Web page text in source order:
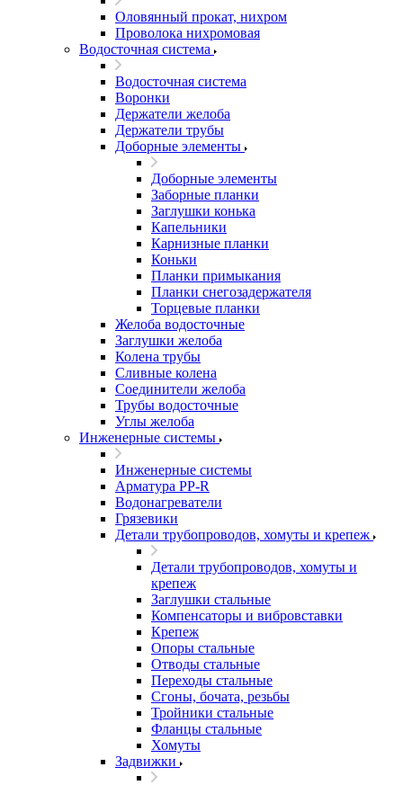
Оловянный прокат, нихром
Проволока нихромовая
Водосточная система
Водосточная система
Воронки
Держатели желоба
Держатели трубы
Доборные элементы
Доборные элементы
Заборные планки
Заглушки конька
Капельники
Карнизные планки
Коньки
Планки примыкания
Планки снегозадержателя
Торцевые планки
Желоба водосточные
Заглушки желоба
Колена трубы
Сливные колена
Соединители желоба
Трубы водосточные
Углы желоба
Инженерные системы
Инженерные системы
Арматура PP-R
Водонагреватели
Грязевики
Детали трубопроводов, хомуты и крепеж
Детали трубопроводов, хомуты и
крепеж
Заглушки стальные
Компенсаторы и вибровставки
Крепеж
Опоры стальные
Отводы стальные
Переходы стальные
Сгоны, бочата, резьбы
Тройники стальные
Фланцы стальные
Хомуты
Задвижки